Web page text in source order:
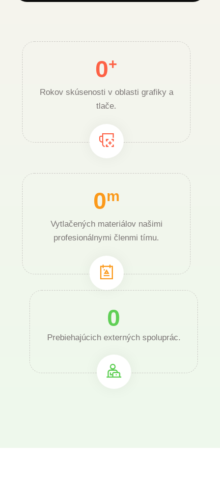
0+
Rokov skúsenosti v oblasti grafiky a
tlače.
0m
Vytlačených materiálov našimi
profesionálnymi členmi tímu.
0
Prebiehajúcich externých spoluprác.